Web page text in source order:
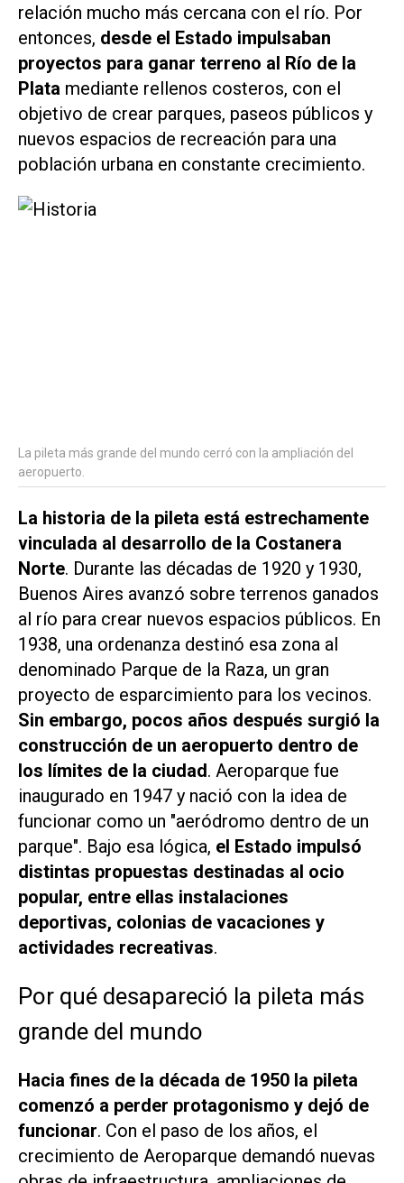
relación mucho más cercana con el río. Por
entonces, desde el Estado impulsaban
proyectos para ganar terreno al Río de la
Plata mediante rellenos costeros, con el
objetivo de crear parques, paseos públicos y
nuevos espacios de recreación para una
población urbana en constante crecimiento.
La pileta más grande del mundo cerró con la ampliación del
aeropuerto.
La historia de la pileta está estrechamente
vinculada al desarrollo de la Costanera
Norte. Durante las décadas de 1920 y 1930,
Buenos Aires avanzó sobre terrenos ganados
al río para crear nuevos espacios públicos. En
1938, una ordenanza destinó esa zona al
denominado Parque de la Raza, un gran
proyecto de esparcimiento para los vecinos.
Sin embargo, pocos años después surgió la
construcción de un aeropuerto dentro de
los límites de la ciudad. Aeroparque fue
inaugurado en 1947 y nació con la idea de
funcionar como un "aeródromo dentro de un
parque". Bajo esa lógica, el Estado impulsó
distintas propuestas destinadas al ocio
popular, entre ellas instalaciones
deportivas, colonias de vacaciones y
actividades recreativas.
Por qué desapareció la pileta más
grande del mundo
Hacia fines de la década de 1950 la pileta
comenzó a perder protagonismo y dejó de
funcionar. Con el paso de los años, el
crecimiento de Aeroparque demandó nuevas